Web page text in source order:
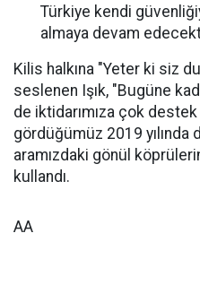
Türkiye kendi
almaya devam
Kilis halkına "Yeter ki siz
seslenen Işık, "Bugüne
de iktidarımıza çok
gördüğümüz 2019
aramızdaki gönül
kullandı.
AA